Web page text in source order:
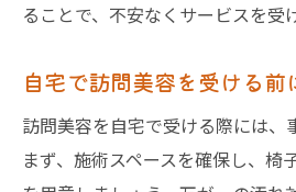
ることで、不安なくサービスを受
自宅で訪問美容を受ける前
訪問美容を自宅で受ける際には、
まず、施術スペースを確保し、椅